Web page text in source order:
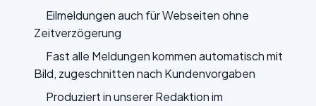
Eilmeldungen auch für Webseiten ohne
Zeitverzögerung
Fast alle Meldungen kommen automatisch mit
Bild, zugeschnitten nach Kundenvorgaben
Produziert in unserer Redaktion im